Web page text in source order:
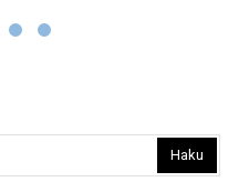
Haku